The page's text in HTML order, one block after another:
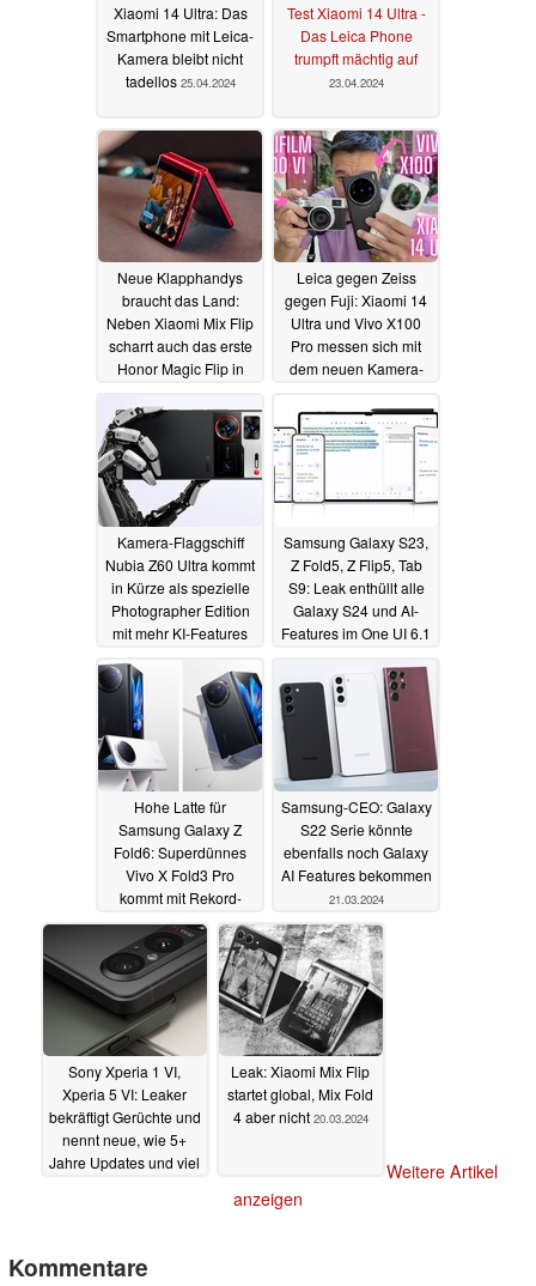
Xiaomi 14 Ultra: Das
Smartphone mit Leica-
Kamera bleibt nicht
tadellos 25.04.2024
Test Xiaomi 14 Ultra -
Das Leica Phone
trumpft mächtig auf
23.04.2024
Neue Klapphandys
braucht das Land:
Neben Xiaomi Mix Flip
scharrt auch das erste
Honor Magic Flip in
27.03.2024
Leica gegen Zeiss
gegen Fuji: Xiaomi 14
Ultra und Vivo X100
Pro messen sich mit
dem neuen Kamera-
25.03.2024
Kamera-Flaggschiff
Nubia Z60 Ultra kommt
in Kürze als spezielle
Photographer Edition
mit mehr KI-Features
Samsung Galaxy S23,
Z Fold5, Z Flip5, Tab
S9: Leak enthüllt alle
Galaxy S24 und AI-
Features im One UI 6.1
Hohe Latte für
Samsung Galaxy Z
Fold6: Superdünnes
Vivo X Fold3 Pro
kommt mit Rekord-
Akku aber zu hohen
Preisen 21.03.2024
Samsung-CEO: Galaxy
S22 Serie könnte
ebenfalls noch Galaxy
AI Features bekommen
21.03.2024
Sony Xperia 1 VI,
Xperia 5 VI: Leaker
bekräftigt Gerüchte und
nennt neue, wie 5+
Jahre Updates und viel
Leak: Xiaomi Mix Flip
startet global, Mix Fold
4 aber nicht 20.03.2024
Weitere Artikel
anzeigen
Kommentare